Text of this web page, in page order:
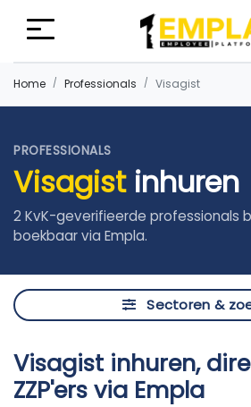
Home Professionals Visagist
PROFESSIONALS
Visagistinhuren
2 KvK-geverifieerde professionals
boekbaar via Empla.
Sectoren &
Visagist inhuren,
ZZP'ers via Empla